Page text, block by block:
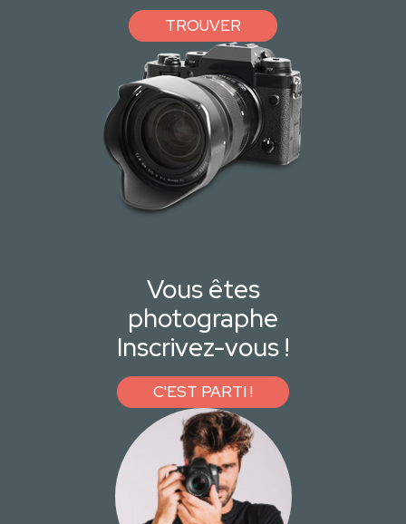
TROUVER
Vous êtes
photographe
Inscrivez-vous !
C'EST PARTI !